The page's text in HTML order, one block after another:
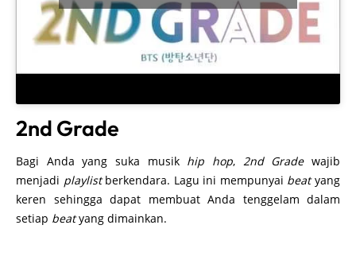
2nd Grade
Bagi Anda yang suka musik hip hop, 2nd Gradewajib
menjadi playlistberkendara. Lagu ini mempunyai beatyang
keren sehingga dapat membuat Anda tenggelam dalam
setiap beatyang dimainkan.